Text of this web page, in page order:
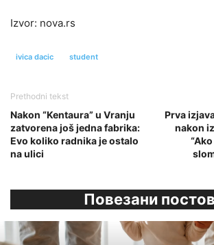
Izvor: nova.rs
ivica dacic student
Prethodni tekst
Nakon “Kentaura” u Vranju
zatvorena još jedna fabrika:
Evo koliko radnika je ostalo
na ulici
Prva
nakon
Повезани